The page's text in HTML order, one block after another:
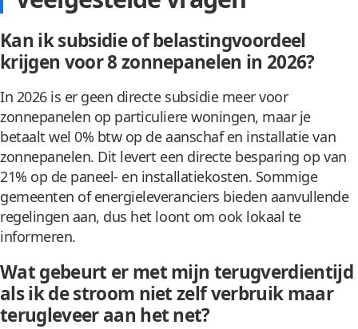
Kan ik subsidie of belastingvoordeel
krijgen voor 8 zonnepanelen in 2026?
In 2026 is er geen directe subsidie meer voor
zonnepanelen op particuliere woningen, maar je
betaalt wel 0% btw op de aanschaf en installatie van
zonnepanelen. Dit levert een directe besparing op van
21% op de paneel- en installatiekosten. Sommige
gemeenten of energieleveranciers bieden aanvullende
regelingen aan, dus het loont om ook lokaal te
informeren.
Wat gebeurt er met mijn terugverdientijd
als ik de stroom niet zelf verbruik maar
terugleveer aan het net?